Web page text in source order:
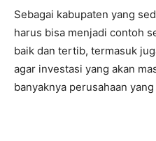
Sebagai kabupaten yang
harus bisa menjadi contoh
baik dan tertib, termasuk
agar investasi yang akan
banyaknya perusahaan